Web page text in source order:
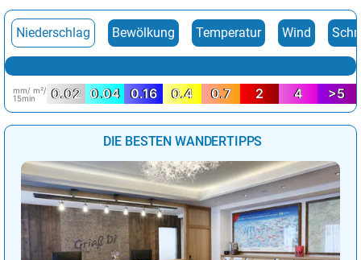
Niederschlag Bewölkung Temperatur Wind
mm/ m²/
15min
0.02 0.04 0.16 0.4 0.7 2 4 >5
DIE BESTEN WANDERTIPPS